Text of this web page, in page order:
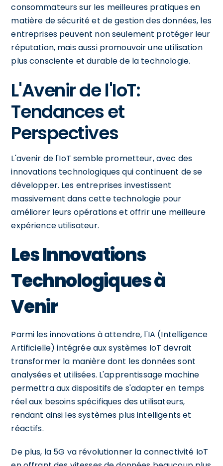
consommateurs sur les meilleures pratiques en
matière de sécurité et de gestion des données, les
entreprises peuvent non seulement protéger leur
réputation, mais aussi promouvoir une utilisation
plus consciente et durable de la technologie.
L'Avenir de l'IoT:
Tendances et
Perspectives
L'avenir de l'IoT semble prometteur, avec des
innovations technologiques qui continuent de se
développer. Les entreprises investissent
massivement dans cette technologie pour
améliorer leurs opérations et offrir une meilleure
expérience utilisateur.
Les Innovations
Technologiques à
Venir
Parmi les innovations à attendre, l'IA (Intelligence
Artificielle) intégrée aux systèmes IoT devrait
transformer la manière dont les données sont
analysées et utilisées. L'apprentissage machine
permettra aux dispositifs de s'adapter en temps
réel aux besoins spécifiques des utilisateurs,
rendant ainsi les systèmes plus intelligents et
réactifs.
De plus, la 5G va révolutionner la connectivité IoT